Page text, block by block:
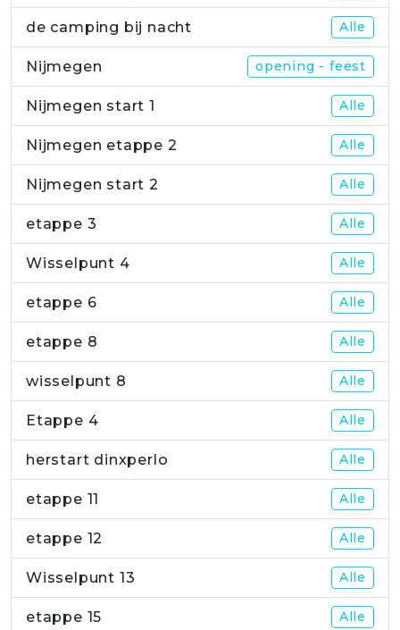
de camping bij nacht Alle
Nijmegen opening - feest
Nijmegen start 1 Alle
Nijmegen etappe 2 Alle
Nijmegen start 2 Alle
etappe 3 Alle
Wisselpunt 4 Alle
etappe 6 Alle
etappe 8 Alle
wisselpunt 8 Alle
Etappe 4 Alle
herstart dinxperlo Alle
etappe 11 Alle
etappe 12 Alle
Wisselpunt 13 Alle
etappe 15 Alle